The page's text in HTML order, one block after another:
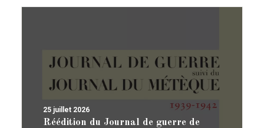
25 juillet 2026
Réédition du Journal de guerre de